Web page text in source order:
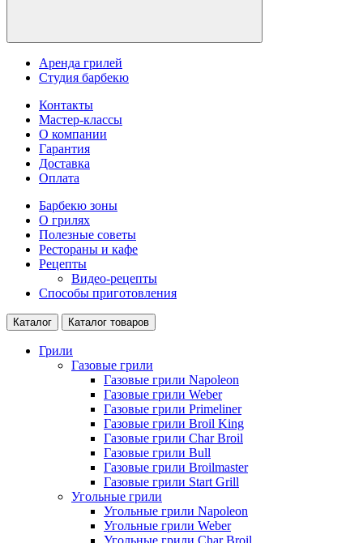
Аренда грилей
Студия барбекю
Контакты
Мастер-классы
О компании
Гарантия
Доставка
Оплата
Барбекю зоны
О грилях
Полезные советы
Рестораны и кафе
Рецепты
Видео-рецепты
Способы приготовления
Каталог Каталог товаров
Грили
Газовые грили
Газовые грили Napoleon
Газовые грили Weber
Газовые грили Primeliner
Газовые грили Broil King
Газовые грили Char Broil
Газовые грили Bull
Газовые грили Broilmaster
Газовые грили Start Grill
Угольные грили
Угольные грили Napoleon
Угольные грили Weber
Угольные грили Char Broil